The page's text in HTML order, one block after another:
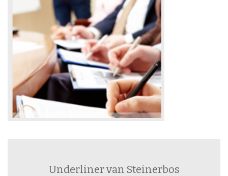
Underliner van Steinerbos